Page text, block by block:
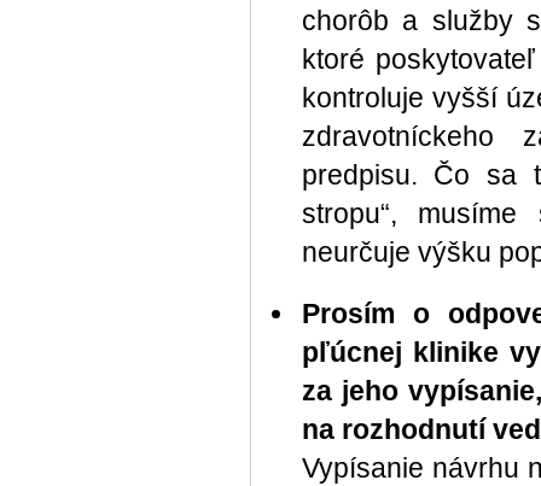
chorôb a služby
ktoré
kontroluje vyšší
zdravotníckeho
predpisu. Čo sa
stropu“,
neurčuje výšku
Prosím o
pľúcnej klinike
za jeho
na rozhodnutí
Vypísanie návrhu